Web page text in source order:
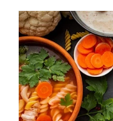
первых блюд. Для
SCARLETT SC-
и таймером
можно установить
Цельсия.